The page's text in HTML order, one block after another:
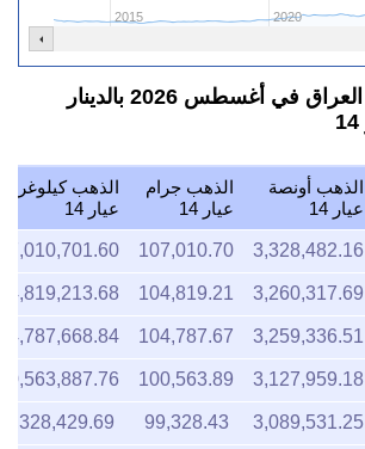
2015 2020
أسعار الذهب في العراق في أغسطس 2026 بالدينار
الذهب أونصة
عيار 14
الذهب جرام
عيار 14
الذهب كيلوغرام
عيار 14
3,328,482.16
107,010.70
3,260,317.69
104,819.21
3,259,336.51
104,787.67
3,127,959.18
100,563.89
3,089,531.25
99,328.43